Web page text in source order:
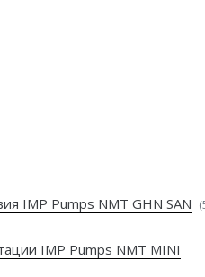
IMP Pumps NMT GHN SAN
IMP Pumps NMT MINI